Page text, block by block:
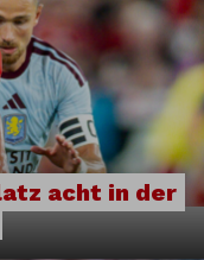
acht in der